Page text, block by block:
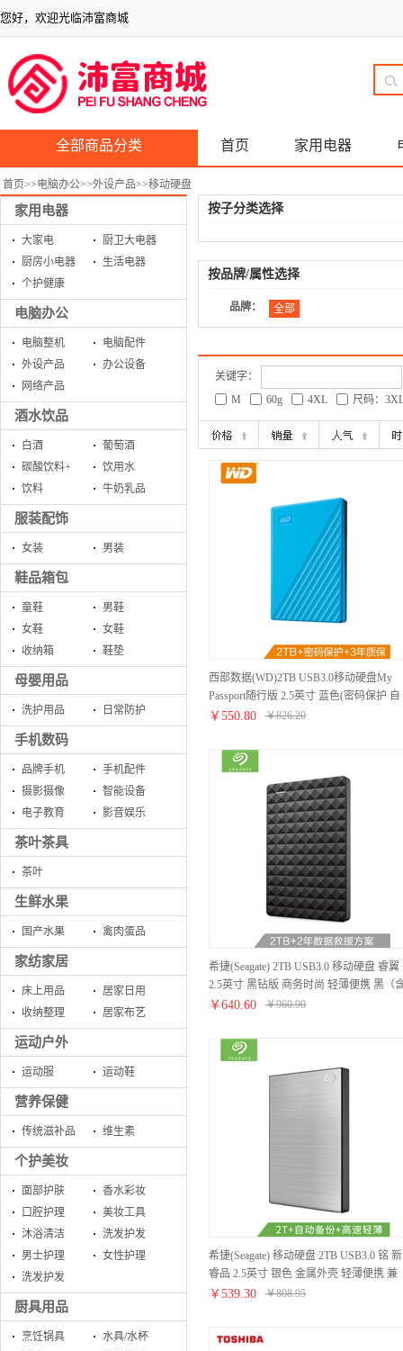
您好，欢迎光临沛富商城
全部商品分类 首页 家用电器
首页>>电脑办公>>外设产品>>移动硬盘
家用电器
大家电
厨卫大电器
厨房小电器
生活电器
个护健康
电脑办公
电脑整机
电脑配件
外设产品
办公设备
网络产品
酒水饮品
白酒
葡萄酒
碳酸饮料+
饮用水
饮料
牛奶乳品
服装配饰
女装 男装
鞋品箱包
童鞋
男鞋
女鞋
女鞋
收纳箱
鞋垫
母婴用品
洗护用品 日常防护
手机数码
品牌手机
手机配件
摄影摄像
智能设备
电子教育
影音娱乐
茶叶茶具
茶叶
生鲜水果
国产水果 禽肉蛋品
家纺家居
床上用品
居家日用
收纳整理
居家布艺
运动户外
运动服 运动鞋
营养保健
传统滋补品 维生素
个护美妆
面部护肤
香水彩妆
口腔护理
美妆工具
沐浴清洁
洗发护发
男士护理
女性护理
洗发护发
厨具用品
烹饪锅具
水具/水杯
按子分类选择
按品牌/属性选择
品牌： 全部
关键字：
M
60g 4XL 尺码：
西部数据(WD)2TB USB3.0移动硬盘My
Passport随行版 2.5英寸 蓝色(密码保护 自
动备份)WDBYVG0020BBL
￥ 550.80 ￥826.20
希捷(Seagate) 2TB USB3.0 移动硬盘 睿翼
2.5英寸 黑钻版 商务时尚 轻薄便携 黑（
数据救援服务2年版)
￥ 640.60 ￥960.90
希捷(Seagate) 移动硬盘 2TB USB3.0 铭 新
睿品 2.5英寸 银色 金属外壳 轻薄便携 兼
容Mac PS4 STHN2000401
￥ 539.30 ￥808.95